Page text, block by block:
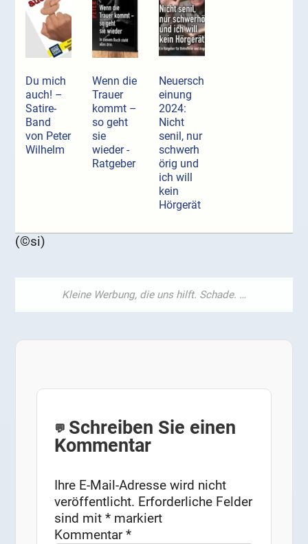
Du mich
auch! –
Satire-
Band
von Peter
Wilhelm
Wenn die
Trauer
kommt –
so geht
sie
wieder -
Ratgeber
Neuersch
einung
2024:
Nicht
senil, nur
schwerh
örig und
ich will
kein
Hörgerät
(©si)
Schreiben Sie einen
Kommentar
Ihre E-Mail-Adresse wird nicht
veröffentlicht. Erforderliche Felder
sind mit* markiert
Kommentar*